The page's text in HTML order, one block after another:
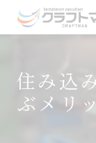
住み込
ぶメリ